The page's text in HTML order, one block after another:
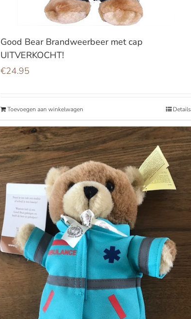
Good Bear Brandweerbeer met cap
UITVERKOCHT!
€24.95
Toevoegen aan winkelwagen Details